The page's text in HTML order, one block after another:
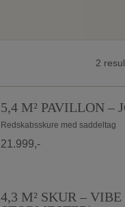
2
5,4 M² PAVILLON –
Redskabsskure med saddeltag
21.999,-
4,3 M² SKUR – VIBE